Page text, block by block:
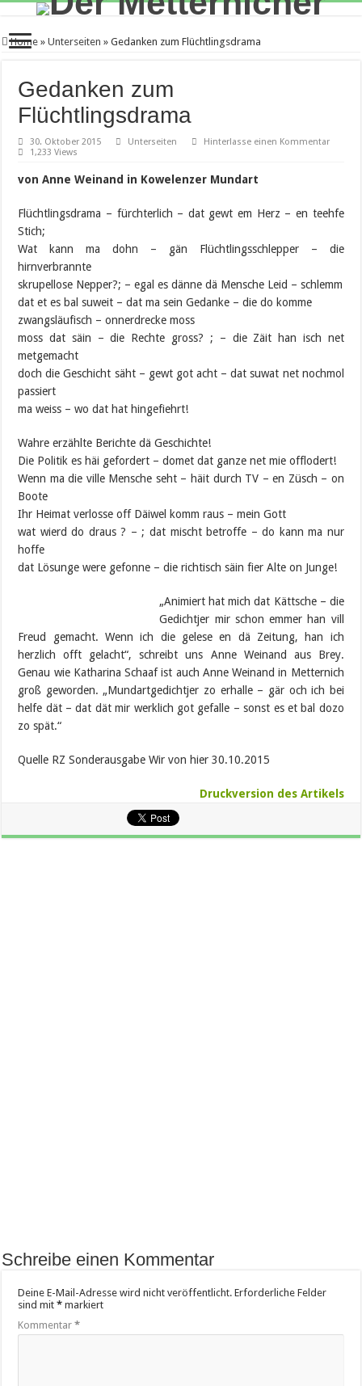
Home » Unterseiten » Gedanken zum Flüchtlingsdrama
Gedanken zum
Flüchtlingsdrama
30. Oktober 2015 Unterseiten
Hinterlasse einen Kommentar
1,233 Views
von Anne Weinand in Kowelenzer Mundart
Flüchtlingsdrama – fürchterlich – dat gewt em Herz – en teehfe
Stich;
Wat kann ma dohn – gän Flüchtlingsschlepper – die
hirnverbrannte
skrupellose Nepper?; – egal es dänne dä Mensche Leid – schlemm
dat et es bal suweit – dat ma sein Gedanke – die do komme
zwangsläufisch – onnerdrecke moss
moss dat säin – die Rechte gross? ; – die Zäit han isch net
metgemacht
doch die Geschicht säht – gewt got acht – dat suwat net nochmol
passiert
ma weiss – wo dat hat hingefiehrt!
Wahre erzählte Berichte dä Geschichte!
Die Politik es häi gefordert – domet dat ganze net mie offlodert!
Wenn ma die ville Mensche seht – häit durch TV – en Züsch – on
Boote
Ihr Heimat verlosse off Däiwel komm raus – mein Gott
wat wierd do draus ? – ; dat mischt betroffe – do kann ma nur
hoffe
dat Lösunge were gefonne – die richtisch säin fier Alte on Junge!
„Animiert hat mich dat Kättsche – die
Gedichtjer mir schon emmer han vill
Freud gemacht. Wenn ich die gelese en dä Zeitung, han ich
herzlich offt gelacht“, schreibt uns Anne Weinand aus Brey.
Genau wie Katharina Schaaf ist auch Anne Weinand in Metternich
groß geworden. „Mundartgedichtjer zo erhalle – gär och ich bei
helfe dät – dat dät mir werklich got gefalle – sonst es et bal dozo
zo spät.“
Quelle RZ Sonderausgabe Wir von hier 30.10.2015
Druckversion des Artikels
Schreibe einen Kommentar
Deine E-Mail-Adresse wird nicht veröffentlicht. Erforderliche Felder
sind mit* markiert
Kommentar*